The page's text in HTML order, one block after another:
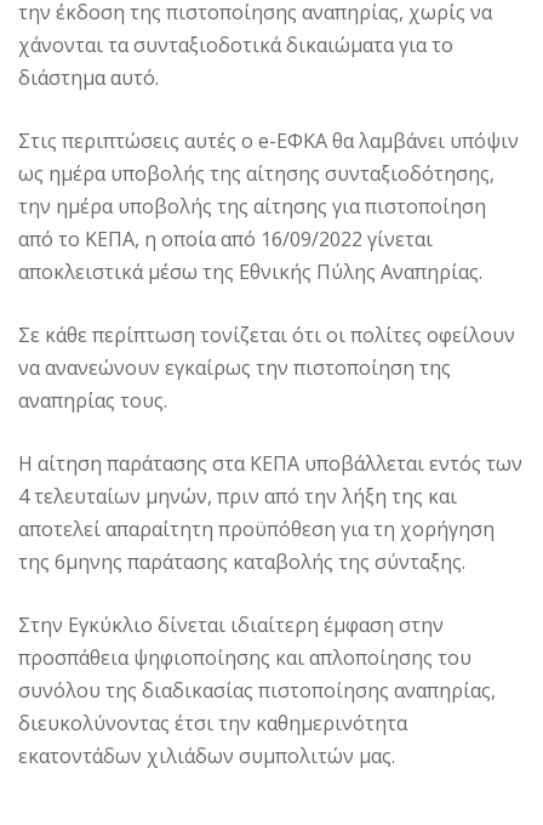
την έκδοση της πιστοποίησης αναπηρίας, χωρίς να
χάνονται τα συνταξιοδοτικά δικαιώματα για το
διάστημα αυτό.
Στις περιπτώσεις αυτές ο e-ΕΦΚΑ θα λαμβάνει υπόψιν
ως ημέρα υποβολής της αίτησης συνταξιοδότησης,
την ημέρα υποβολής της αίτησης για πιστοποίηση
από το ΚΕΠΑ, η οποία από 16/09/2022 γίνεται
αποκλειστικά μέσω της Εθνικής Πύλης Αναπηρίας.
Σε κάθε περίπτωση τονίζεται ότι οι πολίτες οφείλουν
να ανανεώνουν εγκαίρως την πιστοποίηση της
αναπηρίας τους.
Η αίτηση παράτασης στα ΚΕΠΑ υποβάλλεται εντός των
4 τελευταίων μηνών, πριν από την λήξη της και
αποτελεί απαραίτητη προϋπόθεση για τη χορήγηση
της 6μηνης παράτασης καταβολής της σύνταξης.
Στην Εγκύκλιο δίνεται ιδιαίτερη έμφαση στην
προσπάθεια ψηφιοποίησης και απλοποίησης του
συνόλου της διαδικασίας πιστοποίησης αναπηρίας,
διευκολύνοντας έτσι την καθημερινότητα
εκατοντάδων χιλιάδων συμπολιτών μας.